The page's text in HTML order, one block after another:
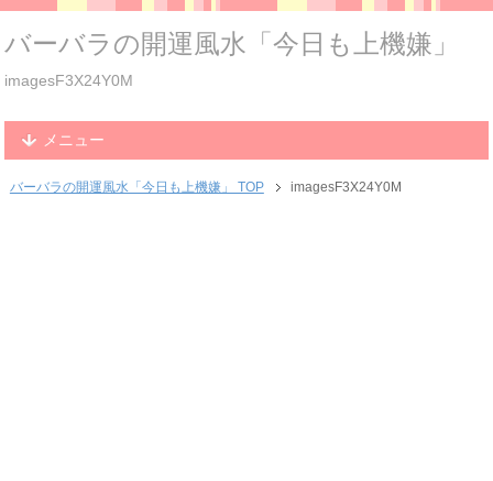
バーバラの開運風水「今日も上機嫌」
imagesF3X24Y0M
メニュー
バーバラの開運風水「今日も上機嫌」 TOP imagesF3X24Y0M